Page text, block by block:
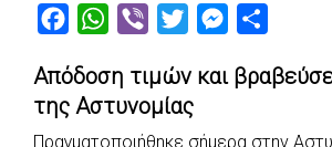
c
e
b
W
a
t
s
b
e
r
i
t
t
s
e
a
e
Απόδοση τιμών και
της Αστυνομίας
Πραγματοποιήθηκε σήμερα στην